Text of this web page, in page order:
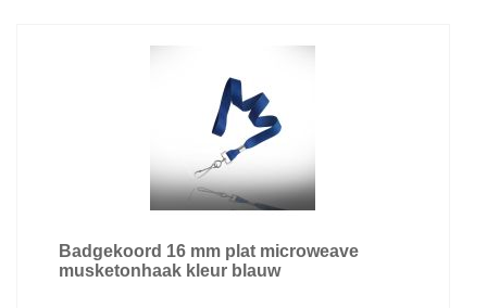
Badgekoord 16 mm plat microweave
musketonhaak kleur blauw